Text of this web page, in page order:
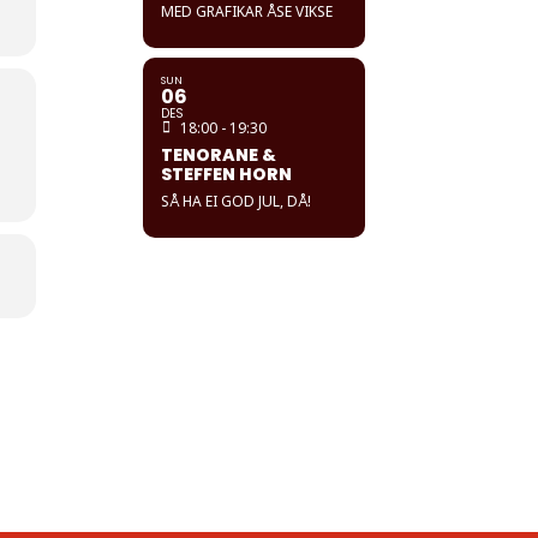
MED GRAFIKAR ÅSE VIKSE
SUN
06
DES
18:00 - 19:30
TENORANE &
STEFFEN HORN
SÅ HA EI GOD JUL, DÅ!